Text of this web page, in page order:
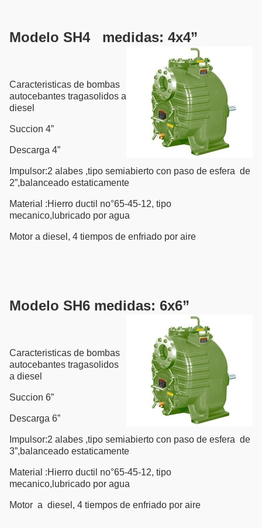
Modelo SH4 medidas: 4x4”
Caracteristicas de bombas
autocebantes tragasolidos a
diesel
Succion 4”
Descarga 4”
Impulsor:2 alabes ,tipo semiabierto con paso de esfera de
2”,balanceado estaticamente
Material :Hierro ductil no°65-45-12, tipo
mecanico,lubricado por agua
Motor a diesel, 4 tiempos de enfriado por aire
Modelo SH6 medidas: 6x6”
Caracteristicas de bombas
autocebantes tragasolidos
a diesel
Succion 6”
Descarga 6”
Impulsor:2 alabes ,tipo semiabierto con paso de esfera de
3”,balanceado estaticamente
Material :Hierro ductil no°65-45-12, tipo
mecanico,lubricado por agua
Motor a diesel, 4 tiempos de enfriado por aire